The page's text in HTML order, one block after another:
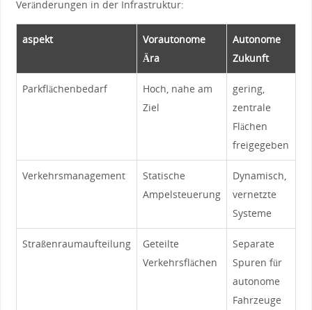
Veränderungen in der Infrastruktur:
aspekt
Vorautonome
Ära
Autonome
Zukunft
Parkflächenbedarf
Hoch, nahe am
Ziel
gering,
zentrale
Flächen
freigegeben
Verkehrsmanagement
Statische
Ampelsteuerung
Dynamisch,
vernetzte
‍Systeme
Straßenraumaufteilung
Geteilte
Verkehrsflächen
Separate
Spuren für
autonome
Fahrzeuge